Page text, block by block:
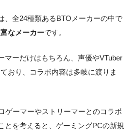
、全24種類あるBTOメーカーの中で
なメーカーです。
マーだけはもちろん、声優やVTuber
おり、コラボ内容は多岐に渡りま
ゲーマーやストリーマーとのコラボ
とを考えると、ゲーミングPCの新規